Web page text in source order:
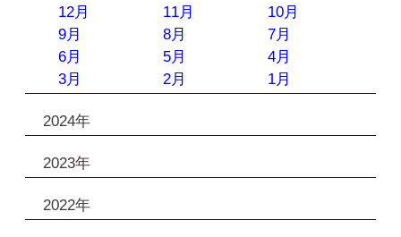
12月
11月
10月
9月
8月
7月
6月
5月
4月
3月
2月 1月
2024年
2023年
2022年